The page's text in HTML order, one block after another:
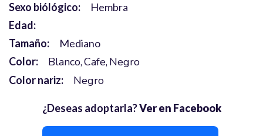
Sexo biólógico:
Hembra
Edad:
Tamaño:
Mediano
Color:
Blanco Cafe Negro
Color nariz: Negro
¿Deseas adoptarla?Ver en Facebook